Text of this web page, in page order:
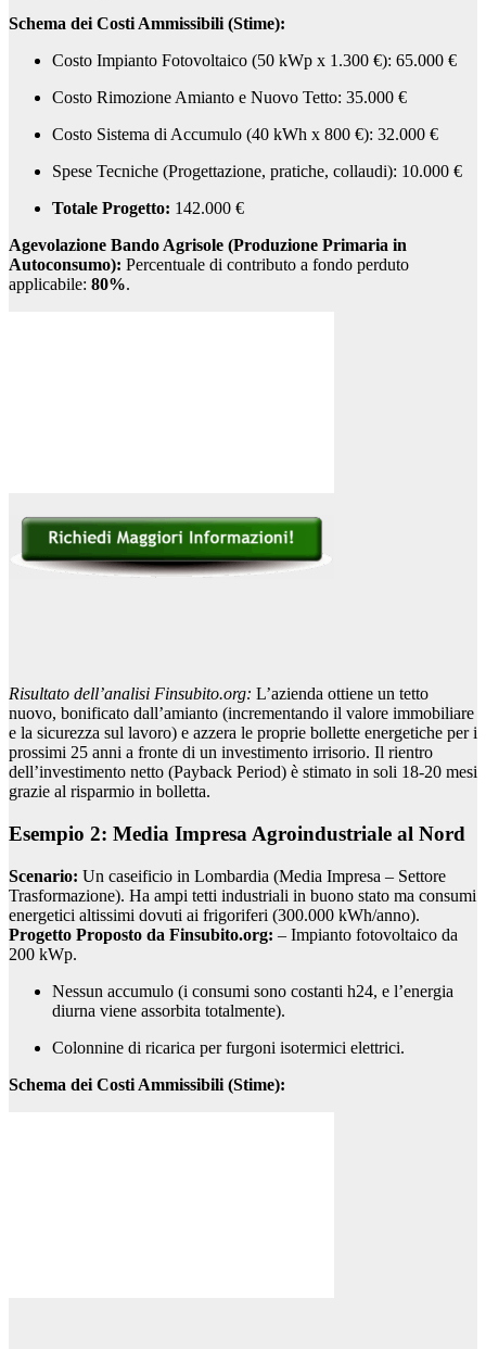
Schema dei Costi Ammissibili (Stime):
Costo Impianto Fotovoltaico (50 kWp x 1.300 €): 65.000 €
Costo Rimozione Amianto e Nuovo Tetto: 35.000 €
Costo Sistema di Accumulo (40 kWh x 800 €): 32.000 €
Spese Tecniche (Progettazione, pratiche, collaudi): 10.000 €
Totale Progetto: 142.000 €
Agevolazione Bando Agrisole (Produzione Primaria in
Autoconsumo): Percentuale di contributo a fondo perduto
applicabile: 80%.
Risultato dell’analisi Finsubito.org: L’azienda ottiene un tetto
nuovo, bonificato dall’amianto (incrementando il valore immobiliare
e la sicurezza sul lavoro) e azzera le proprie bollette energetiche per i
prossimi 25 anni a fronte di un investimento irrisorio. Il rientro
dell’investimento netto (Payback Period) è stimato in soli 18-20 mesi
grazie al risparmio in bolletta.
Esempio 2: Media Impresa Agroindustriale al Nord
Scenario: Un caseificio in Lombardia (Media Impresa – Settore
Trasformazione). Ha ampi tetti industriali in buono stato ma consumi
energetici altissimi dovuti ai frigoriferi (300.000 kWh/anno).
Progetto Proposto da Finsubito.org: – Impianto fotovoltaico da
200 kWp.
Nessun accumulo (i consumi sono costanti h24, e l’energia
diurna viene assorbita totalmente).
Colonnine di ricarica per furgoni isotermici elettrici.
Schema dei Costi Ammissibili (Stime):